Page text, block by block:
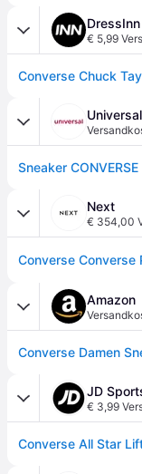
DressInn
€ 5,99
Universal
Next
€ 354,00
Amazon
Converse Damen
JD
€ 3,99